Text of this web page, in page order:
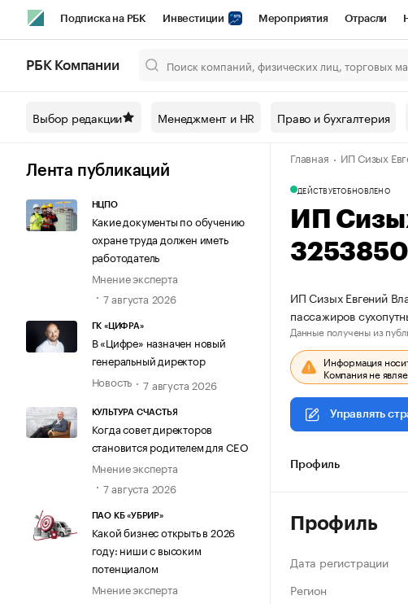
Подписка на РБК Инвестиции Мероприятия Отрасли
Спецпроекты СПб Конференции СПб Спецпроекты
Технологии и медиа Рынок наличной валюты
РБК Компании
Выбор редакции Менеджмент и HR Право и бухгалтерия
Лента публикаций
НЦПО
Какие документы по обучению
охране труда должен иметь
работодатель
Мнение эксперта
7 августа 2026
ГК «ЦИФРА»
В «Цифре» назначен новый
генеральный директор
Новость
7 августа 2026
КУЛЬТУРА СЧАСТЬЯ
Когда совет директоров
становится родителем для CEO
Мнение эксперта
7 августа 2026
ПАО КБ «УБРИР»
Какой бизнес открыть в 2026
году: ниши с высоким
потенциалом
Мнение эксперта
Главная ИП Сизых
ДЕЙСТВУЕТОБНОВЛЕНО
ИП
ИП Сизых Евгений
пассажиров
Данные получены из
Информация
Компания не
Управлять
Профиль
Профиль
Дата регистрации
Регион